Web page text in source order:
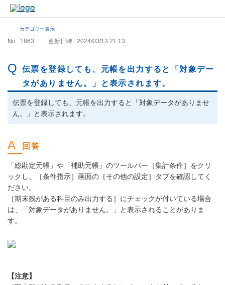
カテゴリー表示
No : 1863 更新日時 : 2024/03/13 21:13
伝票を登録しても、元帳を出力すると「対象デー
タがありません。」と表示されます。
伝票を登録しても、元帳を出力すると「対象データがありませ
ん。」と表示されます。
「総勘定元帳」や「補助元帳」のツールバー［集計条件］をクリ
ックし、［条件指示］画面の［その他の設定］タブを確認してく
ださい。
［期末残がある科目のみ出力する］にチェックが付いている場合
は、「対象データがありません。」と表示されることがありま
す。
【注意】